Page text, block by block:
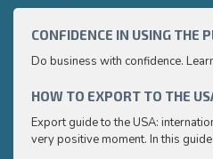
CONFIDENCE IN USING THE
Do business with confidence.
HOW TO EXPORT TO THE
Export guide to the USA:
very positive moment. In this